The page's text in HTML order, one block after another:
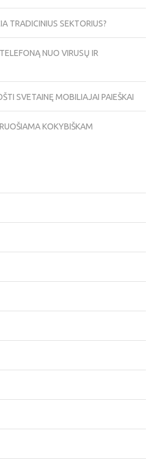
TRADICINIUS SEKTORIUS?
NUO VIRUSŲ IR
SVETAINĘ MOBILIAJAI PAIEŠKAI
KOKYBIŠKAM